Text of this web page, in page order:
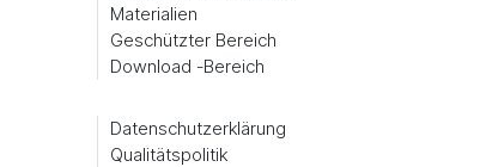
Materialien
Geschützter Bereich
Download -Bereich
Datenschutzerklärung
Qualitätspolitik